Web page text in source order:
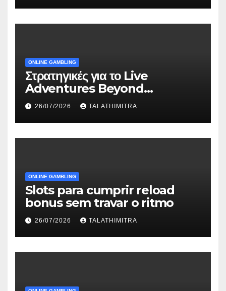
ONLINE GAMBLING
Στρατηγικές για το Live
Adventures Beyond
Wonderland που Στέκουν
26/07/2026 TALATHIMITRA
ONLINE GAMBLING
Slots para cumprir reload
bonus sem travar o ritmo
26/07/2026 TALATHIMITRA